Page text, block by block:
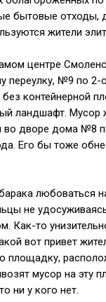
бытовые отходы,
жители
центре
№9 по
контейнерной
ландшафт.
во дворе дома №8
Его бы тоже
любоваться
не
Как-то
вот привет
мусор на эту
ни у кого нет.